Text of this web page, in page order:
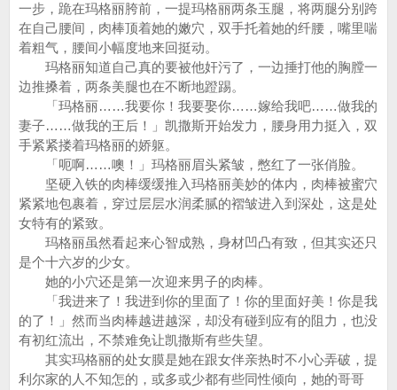
一步，跪在玛格丽胯前，一提玛格丽两条玉腿，将两腿分别跨
在自己腰间，肉棒顶着她的嫩穴，双手托着她的纤腰，嘴里喘
着粗气，腰间小幅度地来回挺动。
玛格丽知道自己真的要被他奸污了，一边捶打他的胸膛一
边推搡着，两条美腿也在不断地蹬踢。
「玛格丽……我要你！我要娶你……嫁给我吧……做我的
妻子……做我的王后！」凯撒斯开始发力，腰身用力挺入，双
手紧紧搂着玛格丽的娇躯。
「呃啊……噢！」玛格丽眉头紧皱，憋红了一张俏脸。
坚硬入铁的肉棒缓缓推入玛格丽美妙的体内，肉棒被蜜穴
紧紧地包裹着，穿过层层水润柔腻的褶皱进入到深处，这是处
女特有的紧致。
玛格丽虽然看起来心智成熟，身材凹凸有致，但其实还只
是个十六岁的少女。
她的小穴还是第一次迎来男子的肉棒。
「我进来了！我进到你的里面了！你的里面好美！你是我
的了！」然而当肉棒越进越深，却没有碰到应有的阻力，也没
有初红流出，不禁难免让凯撒斯有些失望。
其实玛格丽的处女膜是她在跟女伴亲热时不小心弄破，提
利尔家的人不知怎的，或多或少都有些同性倾向，她的哥哥